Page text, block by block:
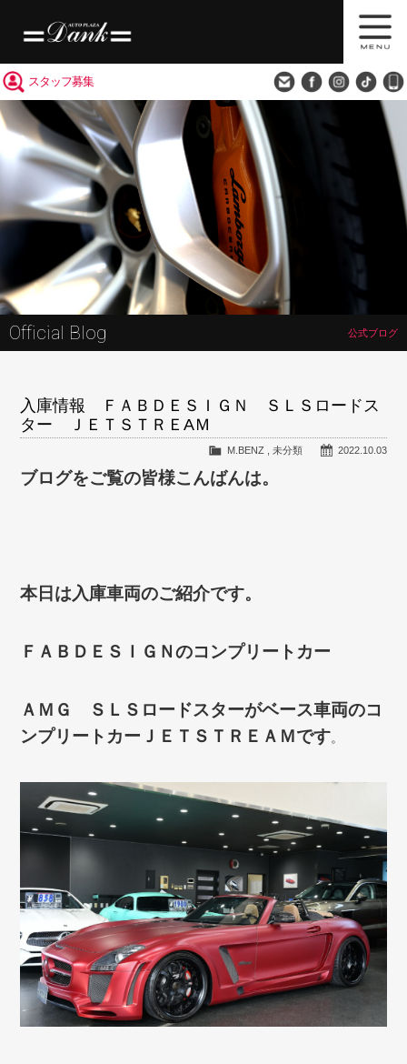
スタッフ募集
Official Blog 公式ブログ
入庫情報 ＦＡＢＤＥＳＩＧＮ ＳＬＳロードス
ター ＪＥＴＳＴＲＥAＭ
2022.10.03
M.BENZ 未分類
ブログをご覧の皆様こんばんは。
本日は入庫車両のご紹介です。
ＦＡＢＤＥＳＩＧＮのコンプリートカー
ＡＭＧ ＳＬＳロードスターがベース車両のコ
ンプリートカーＪＥＴＳＴＲＥＡＭです。